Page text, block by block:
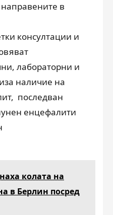
в
консултации и
лабораторни и
за наличие на
последван
енцефалити
колата на
в Берлин посред